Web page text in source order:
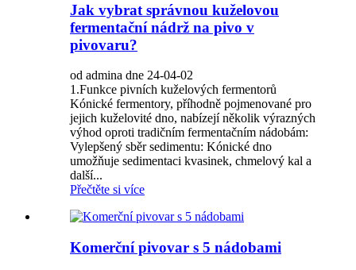
Jak vybrat správnou kuželovou
fermentační nádrž na pivo v
pivovaru?
od admina dne 24-04-02
1.Funkce pivních kuželových fermentorů
Kónické fermentory, příhodně pojmenované pro
jejich kuželovité dno, nabízejí několik výrazných
výhod oproti tradičním fermentačním nádobám:
Vylepšený sběr sedimentu: Kónické dno
umožňuje sedimentaci kvasinek, chmelový kal a
další...
Přečtěte si více
Komerční pivovar s 5 nádobami